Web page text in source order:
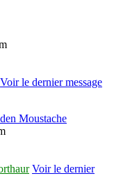
Voir le dernier message
Moustache
Voir le dernier